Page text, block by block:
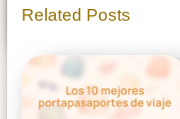
Related Posts